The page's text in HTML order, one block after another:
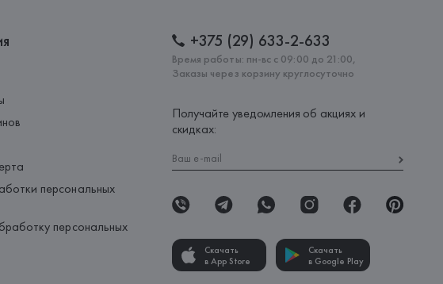
персональных
персональных
+375 (29) 633-2-633
Время работы: пн-вс с 09:00 до 21:00,
Заказы через корзину круглосуточно
Получайте уведомления об акциях и
скидках:
Скачать
в App Store
Скачать
в Google Play